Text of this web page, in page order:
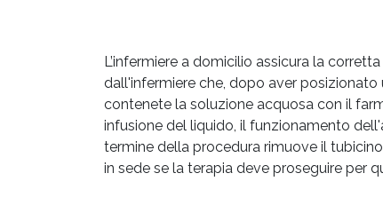
L’infermiere a domicilio assicura la
dall'infermiere che, dopo aver
contenete la soluzione acquosa con il
infusione del liquido, il funzionamento
termine della procedura rimuove il
in sede se la terapia deve proseguire per